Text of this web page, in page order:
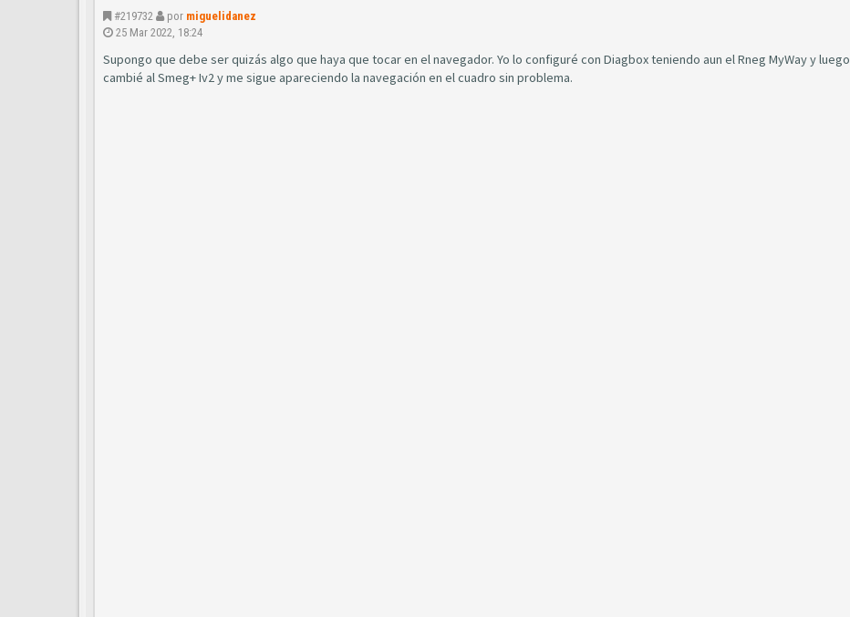
#219732 por miguelidanez
25 Mar 2022, 18:24
Supongo que debe ser quizás algo que haya que tocar en el navegador. Yo lo configuré con Diagbox teniendo aun el Rneg MyWay y luego
cambié al Smeg+ Iv2 y me sigue apareciendo la navegación en el cuadro sin problema.